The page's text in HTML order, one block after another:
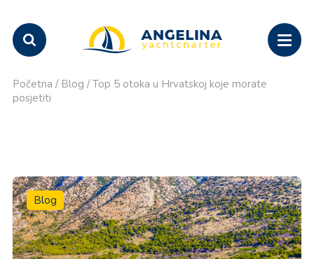
Početna / Blog / Top 5 otoka u Hrvatskoj koje morate
posjetiti
Blog